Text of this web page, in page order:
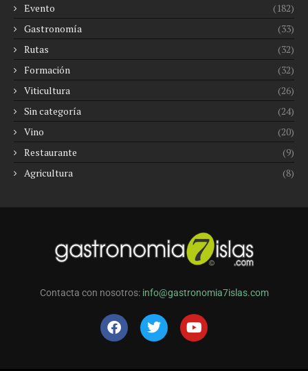
Evento
(182)
Gastronomía
(33)
Rutas
(32)
Formación
(32)
Viticultura
(26)
Sin categoría
(24)
Vino
(20)
Restaurante
(9)
Agricultura
(8)
Contacta con nosotros: info@gastronomia7islas.com